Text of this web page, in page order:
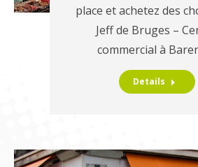
place et achetez des
Jeff de Bruges –
commercial à
Details